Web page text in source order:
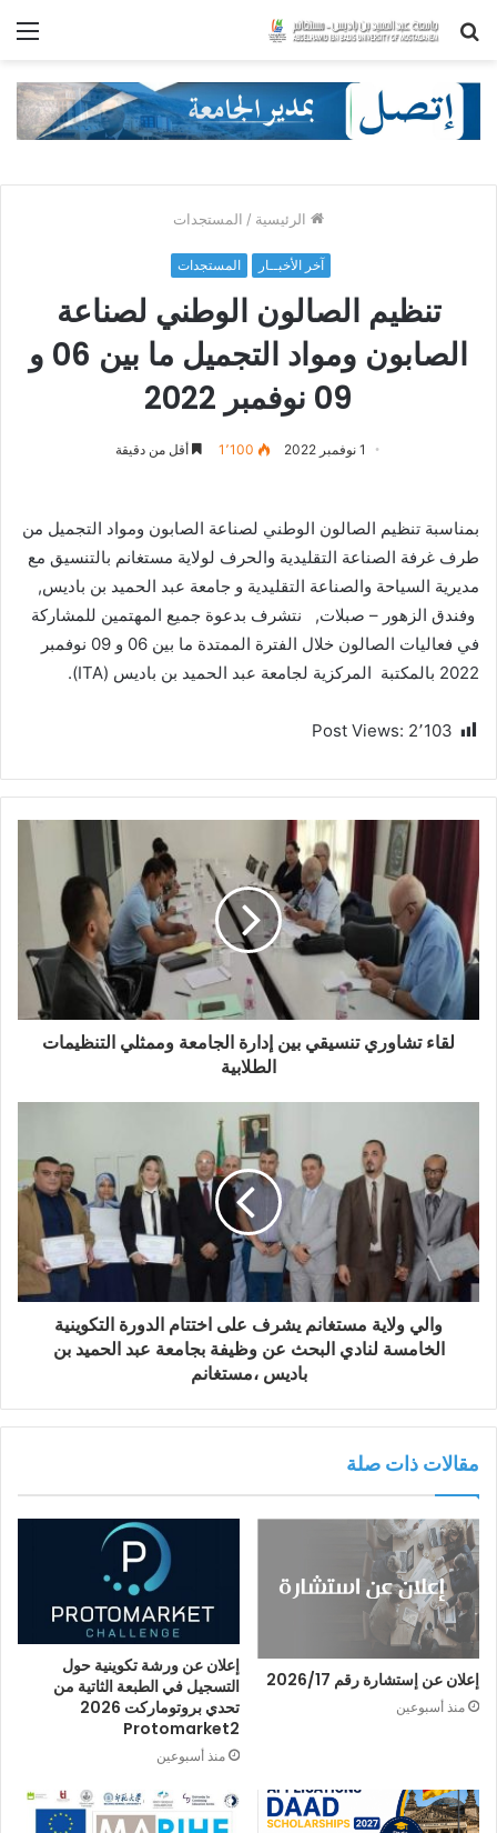
بحث
الرئيسية / المستجدات
آخر الأخبــار المستجدات
تنظيم الصالون الوطني لصناعة
الصابون ومواد التجميل ما بين 06 و
09 نوفمبر 2022
1 نوفمبر 2022 1٬100 أقل من دقيقة
بمناسبة تنظيم الصالون الوطني لصناعة الصابون ومواد التجميل من
طرف غرفة الصناعة التقليدية والحرف لولاية مستغانم بالتنسيق مع
مديرية السياحة والصناعة التقليدية و جامعة عبد الحميد بن باديس,
وفندق الزهور – صبلات, نتشرف بدعوة جميع المهتمين للمشاركة
في فعاليات الصالون خلال الفترة الممتدة ما بين 06 و 09 نوفمبر
2022 بالمكتبة المركزية لجامعة عبد الحميد بن باديس (ITA).
Post Views: 2٬103
لقاء تشاوري تنسيقي بين إدارة الجامعة وممثلي التنظيمات
الطلابية
والي ولاية مستغانم يشرف على اختتام الدورة التكوينية
الخامسة لنادي البحث عن وظيفة بجامعة عبد الحميد بن
باديس ،مستغانم
مقالات ذات صلة
إعلان عن إستشارة رقم 2026/17
منذ أسبوعين
إعلان عن ورشة تكوينية حول
التسجيل في الطبعة الثاتية من
تحدي بروتوماركت 2026
Protomarket2
منذ أسبوعين